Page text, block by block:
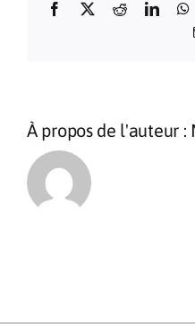
Facebook
X Reddit
À propos de l'auteur :